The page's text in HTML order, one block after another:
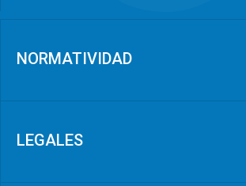
NORMATIVIDAD
LEGALES